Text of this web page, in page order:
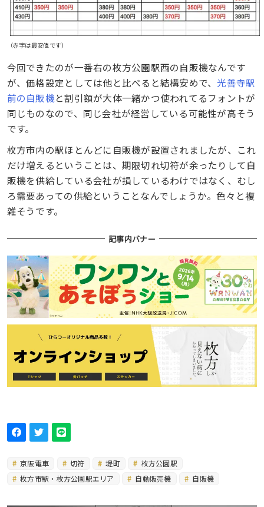
（赤字は最安値です）
今回できたのが一番右の枚方公園駅西の自販機なんです
が、価格設定としては他と比べると結構安めで、光善寺駅
前の自販機と割引額が大体一緒かつ使われてるフォントが
同じものなので、同じ会社が経営している可能性が高そう
です。
枚方市内の駅ほとんどに自販機が設置されましたが、これ
だけ増えるということは、期限切れ切符が余ったりして自
販機を供給している会社が損しているわけではなく、むし
ろ需要あっての供給ということなんでしょうか。色々と複
雑そうです。
記事内バナー
京阪電車 切符 堤町
枚方公園駅
枚方市駅・枚方公園駅エリア
自動販売機 自販機